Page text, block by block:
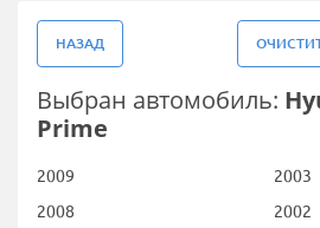
НАЗАД
Выбран автомобиль:
Prime
2009
2008
2003
2002